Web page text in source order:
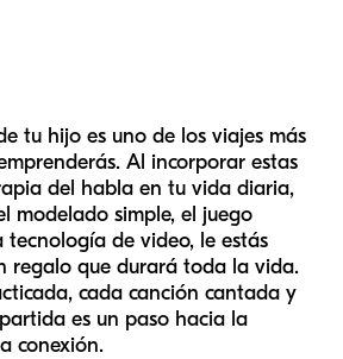
tu hijo es uno de los viajes más
Al incorporar estas
del habla en tu vida diaria,
modelado simple, el juego
de video, le estás
regalo que durará toda la vida.
cada canción cantada y
es un paso hacia la
conexión.